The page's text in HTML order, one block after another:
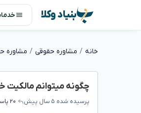
بنیاد وکلا
خانه مشاوره حقوقی مشاوره
چگونه میتوانم مالکیت
پرسیده شده ۵ سال پیش ۲۰ پاسخ